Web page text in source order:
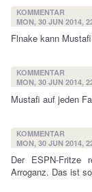
KOMMENTAR
MON, 30 JUN 2014,
Flnake kann
KOMMENTAR
MON, 30 JUN 2014,
Mustafi auf jeden
KOMMENTAR
MON, 30 JUN 2014,
Der ESPN-Fritze
Arroganz. Das ist